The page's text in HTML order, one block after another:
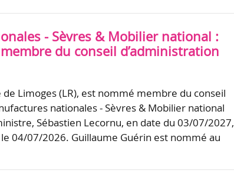
- Sèvres & Mobilier national :
du conseil d’administration
Limoges (LR), est nommé membre du conseil
nationales - Sèvres & Mobilier national
Sébastien Lecornu, en date du 03/07/2027,
04/07/2026. Guillaume Guérin est nommé au